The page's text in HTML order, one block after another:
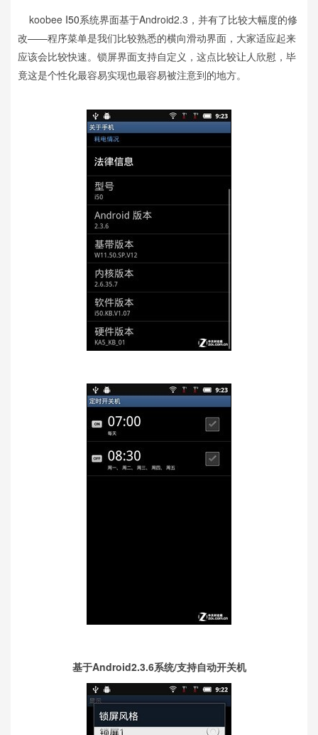
koobee I50系统界面基于Android2.3，并有了比较大幅度的修
改——程序菜单是我们比较熟悉的横向滑动界面，大家适应起来
应该会比较快速。锁屏界面支持自定义，这点比较让人欣慰，毕
竟这是个性化最容易实现也最容易被注意到的地方。
基于Android2.3.6系统/支持自动开关机